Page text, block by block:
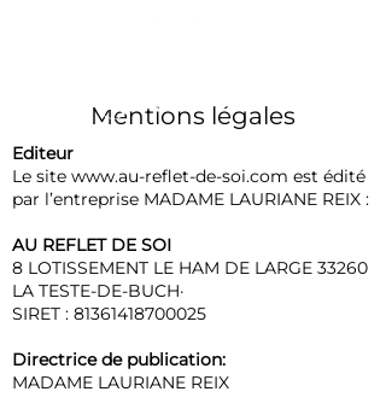
Se connecter
Mentions légales
Editeur
Le site www.au-reflet-de-soi.com est édité
par l’entreprise MADAME LAURIANE REIX :
AU REFLET DE SOI
8 LOTISSEMENT LE HAM DE LARGE 33260
LA TESTE-DE-BUCH·
SIRET : 81361418700025
Directrice de publication:
MADAME LAURIANE REIX